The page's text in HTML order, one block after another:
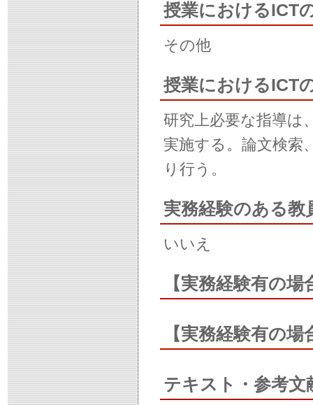
授業におけるICT
その他
授業におけるICT
研究上必要な指導は
実施する。論文検索
り行う。
実務経験のある教
いいえ
【実務経験有の
【実務経験有の
テキスト・参考文